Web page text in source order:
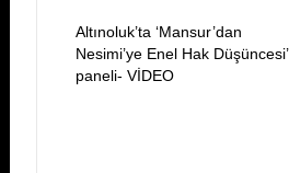
Altınoluk’ta ‘Mansur’dan
Nesimi’ye Enel Hak Düşüncesi’
paneli- VİDEO